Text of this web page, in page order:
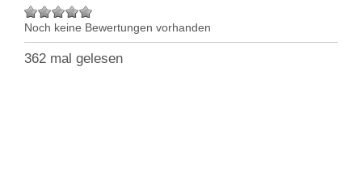
Noch keine Bewertungen vorhanden
362 mal gelesen